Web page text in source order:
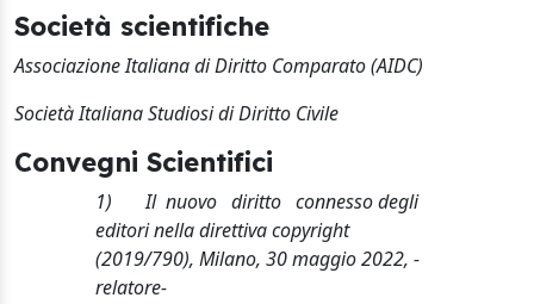
Società scientifiche
Associazione Italiana di Diritto Comparato (AIDC)
Società Italiana Studiosi di Diritto Civile
Convegni Scientifici
1) Il nuovo diritto connesso degli
editori nella direttivacopyright
(2019/790), Milano, 30 maggio 2022, -
relatore-